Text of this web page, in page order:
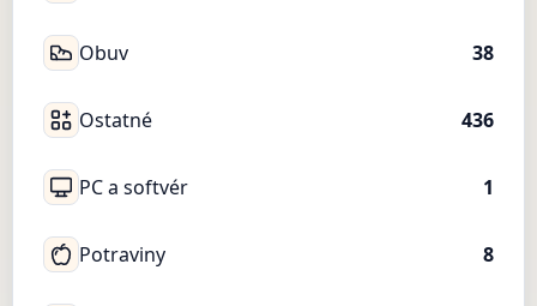
Obuv 38
Ostatné 436
PC a softvér 1
Potraviny 8